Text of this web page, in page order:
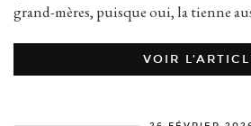
grand-mères, puisque oui, la tienne
VOIR